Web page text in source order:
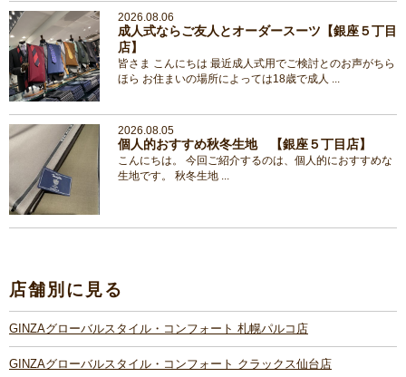
2026.08.06
成人式ならご友人とオーダースーツ【銀座５丁目
店】
皆さま こんにちは 最近成人式用でご検討とのお声がちら
ほら お住まいの場所によっては18歳で成人 ...
2026.08.05
個人的おすすめ秋冬生地 【銀座５丁目店】
こんにちは。 今回ご紹介するのは、個人的におすすめな
生地です。 秋冬生地 ...
店舗別に見る
GINZAグローバルスタイル・コンフォート 札幌パルコ店
GINZAグローバルスタイル・コンフォート クラックス仙台店